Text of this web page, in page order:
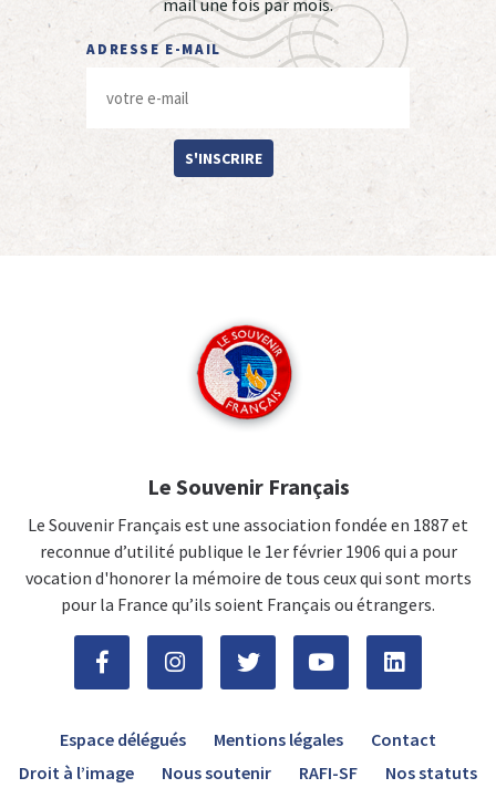
ADRESSE E-MAIL
S'INSCRIRE
Le Souvenir Français
Le Souvenir Français est une association fondée en 1887 et
reconnue d’utilité publique le 1er février 1906 qui a pour
vocation d'honorer la mémoire de tous ceux qui sont morts
pour la France qu’ils soient Français ou étrangers.
Espace délégués Mentions légales
Contact
Droit à l’image
Nous soutenir RAFI-SF Nos statuts